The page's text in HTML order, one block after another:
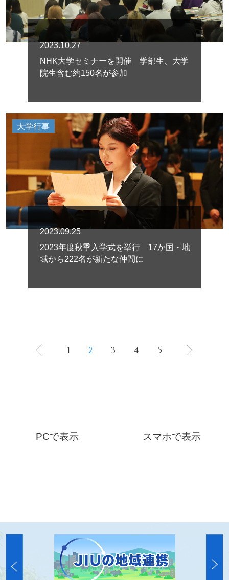
2023.10.27
NHK大学セミナーを開催 学部生、大学
院生含む約150名が参加
大学行事
2023.09.25
2023年度秋季入学式を挙行 17か国・地
域から222名が新たな仲間に
1 2 3 4 5
PCで表示 スマホで表示